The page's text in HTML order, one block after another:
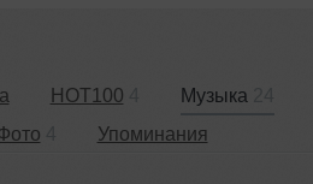
HOT100 Музыка
Упоминания